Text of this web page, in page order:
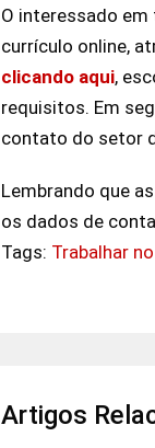
O interessado em
currículo online,
clicando aqui,
requisitos. Em
contato do setor
Lembrando que
os dados de
Tags: Trabalhar
Artigos